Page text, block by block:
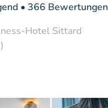
• 366 Bewertungen
Hotel Sittard